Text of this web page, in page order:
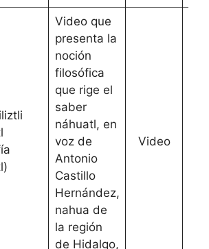
Video que
presenta la
noción
filosófica
que rige el
saber
náhuatl, en
voz de
Antonio
Castillo
Hernández,
nahua de
la región
de Hidalgo,
Video